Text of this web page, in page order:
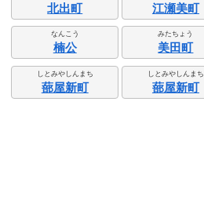
北出町 江瀬美町
なんこう
楠公
みたちょう
美田町
しとみやしんまち
蔀屋新町
しとみやしんまち
蔀屋新町